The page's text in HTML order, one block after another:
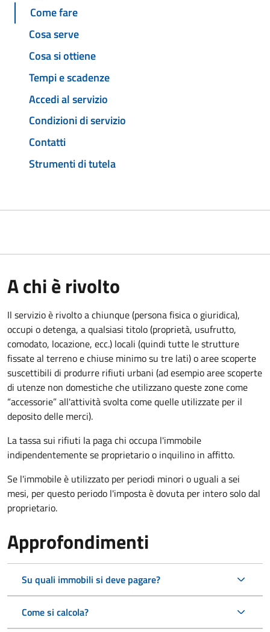
Come fare
Cosa serve
Cosa si ottiene
Tempi e scadenze
Accedi al servizio
Condizioni di servizio
Contatti
Strumenti di tutela
A chi è rivolto
Il servizio è rivolto a chiunque (persona fisica o giuridica),
occupi o detenga, a qualsiasi titolo (proprietà, usufrutto,
comodato, locazione, ecc.) locali (quindi tutte le strutture
fissate al terreno e chiuse minimo su tre lati) o aree scoperte
suscettibili di produrre rifiuti urbani (ad esempio aree scoperte
di utenze non domestiche che utilizzano queste zone come
“accessorie” all'attività svolta come quelle utilizzate per il
deposito delle merci).
La tassa sui rifiuti la paga chi occupa l'immobile
indipendentemente se proprietario o inquilino in affitto.
Se l'immobile è utilizzato per periodi minori o uguali a sei
mesi, per questo periodo l'imposta è dovuta per intero solo dal
proprietario.
Approfondimenti
Su quali immobili si deve pagare?
Come si calcola?